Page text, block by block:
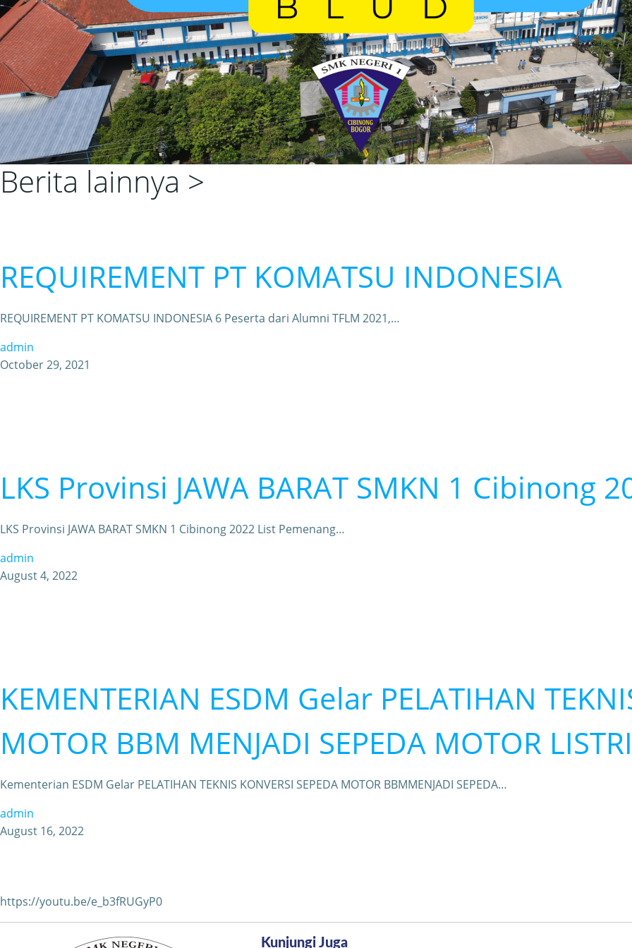
Berita lainnya >
REQUIREMENT PT KOMATSU INDONESIA
REQUIREMENT PT KOMATSU INDONESIA 6 Peserta dari Alumni TFLM 2021,…
admin
October 29, 2021
LKS Provinsi JAWA BARAT SMKN 1 Cibinong
LKS Provinsi JAWA BARAT SMKN 1 Cibinong 2022 List Pemenang…
admin
August 4, 2022
KEMENTERIAN ESDM Gelar PELATIHAN
MOTOR BBM MENJADI SEPEDA MOTOR
Kementerian ESDM Gelar PELATIHAN TEKNIS KONVERSI SEPEDA MOTOR BBMMENJADI SEPEDA…
admin
August 16, 2022
https://youtu.be/e_b3fRUGyP0
Kunjungi Juga